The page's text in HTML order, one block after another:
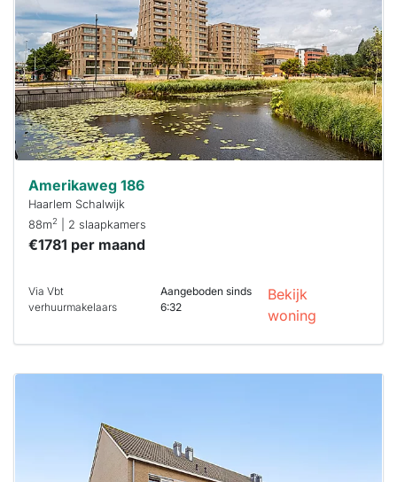
maken moet je
binnen 15
minuten
reageren.
Stekkies helpt
je hierbij!
Amerikaweg 186
Haarlem Schalwijk
88m2 | 2 slaapkamers
€1781 per maand
Via Vbt
verhuurmakelaars
Aangeboden sinds
6:32
Bekijk
woning
waarschijnlijk
al verhuurd
Om kans te
maken moet je
binnen 15